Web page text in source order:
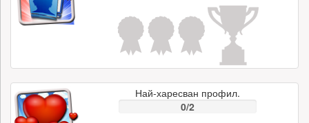
Най-харесван профил.
0/2